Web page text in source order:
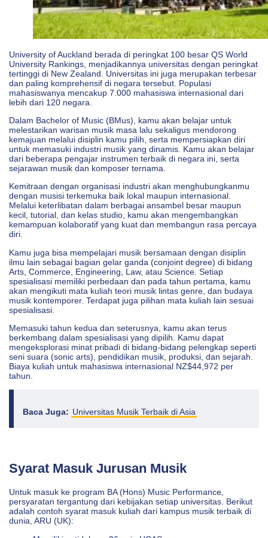
University of Auckland berada di peringkat 100 besar QS World
University Rankings, menjadikannya universitas dengan peringkat
tertinggi di New Zealand. Universitas ini juga merupakan terbesar
dan paling komprehensif di negara tersebut. Populasi
mahasiswanya mencakup 7.000 mahasiswa internasional dari
lebih dari 120 negara.
Dalam Bachelor of Music (BMus), kamu akan belajar untuk
melestarikan warisan musik masa lalu sekaligus mendorong
kemajuan melalui disiplin kamu pilih, serta mempersiapkan diri
untuk memasuki industri musik yang dinamis. Kamu akan belajar
dari beberapa pengajar instrumen terbaik di negara ini, serta
sejarawan musik dan komposer ternama.
Kemitraan dengan organisasi industri akan menghubungkanmu
dengan musisi terkemuka baik lokal maupun internasional.
Melalui keterlibatan dalam berbagai ansambel besar maupun
kecil, tutorial, dan kelas studio, kamu akan mengembangkan
kemampuan kolaboratif yang kuat dan membangun rasa percaya
diri.
Kamu juga bisa mempelajari musik bersamaan dengan disiplin
ilmu lain sebagai bagian gelar ganda (conjoint degree) di bidang
Arts, Commerce, Engineering, Law, atau Science. Setiap
spesialisasi memiliki perbedaan dan pada tahun pertama, kamu
akan mengikuti mata kuliah teori musik lintas genre, dan budaya
musik kontemporer. Terdapat juga pilihan mata kuliah lain sesuai
spesialisasi.
Memasuki tahun kedua dan seterusnya, kamu akan terus
berkembang dalam spesialisasi yang dipilih. Kamu dapat
mengeksplorasi minat pribadi di bidang-bidang pelengkap seperti
seni suara (sonic arts), pendidikan musik, produksi, dan sejarah.
Biaya kuliah untuk mahasiswa internasional NZ$44,972 per
tahun.
Baca Juga: Universitas Musik Terbaik di Asia
Syarat Masuk Jurusan Musik
Untuk masuk ke program BA (Hons) Music Performance,
persyaratan tergantung dari kebijakan setiap universitas. Berikut
adalah contoh syarat masuk kuliah dari kampus musik terbaik di
dunia, ARU (UK):